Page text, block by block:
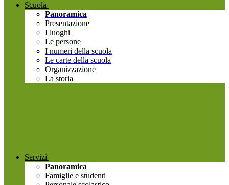
Scuola
Panoramica
Presentazione
I luoghi
Le persone
I numeri della scuola
Le carte della scuola
Organizzazione
La storia
Servizi
Panoramica
Famiglie e studenti